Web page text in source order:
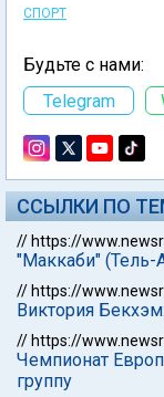
СПОРТ
Будьте с нами:
Telegram
ССЫЛКИ ПО
// https://
"Маккаби" (Тель-
// https://
Виктория
// https://
Чемпионат
группу